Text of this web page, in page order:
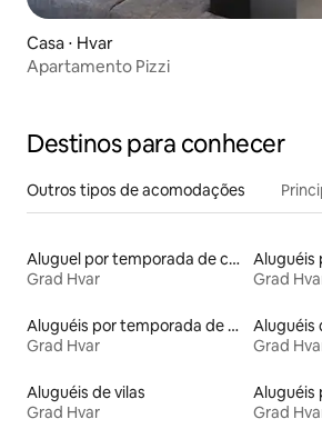
Casa ⋅ Hvar
Apartamento Pizzi
Destinos para conhecer
Outros tipos de acomodações
Aluguel por temporada de casas de hóspedes
Grad Hvar
Grad
Aluguéis por temporada de acomodações de luxo
Grad Hvar
Grad
Aluguéis de vilas
Grad Hvar
Grad